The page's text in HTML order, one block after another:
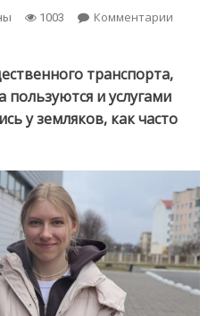
1003 Комментарииon
транспорта,
и услугами
у земляков, как часто